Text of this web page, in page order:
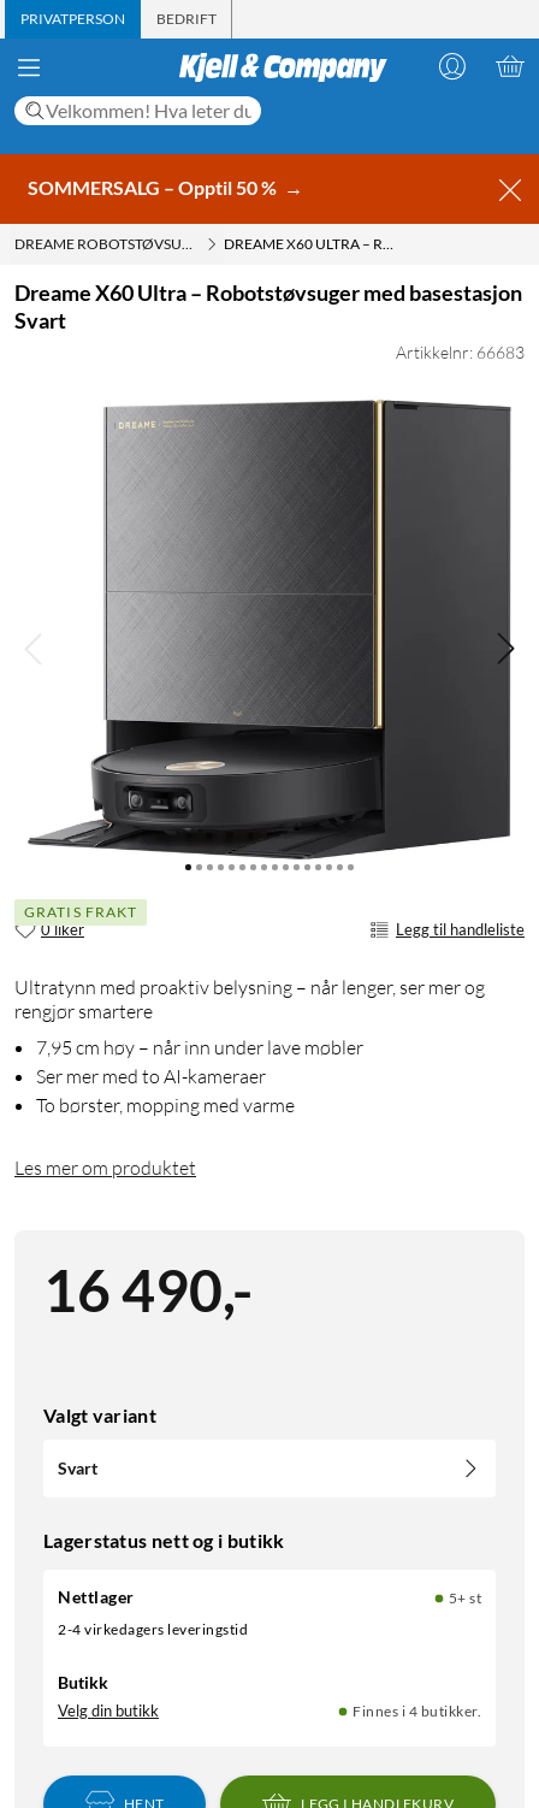
PRIVATPERSON BEDRIFT
SOMMERSALG – Opptil 50 % →
DREAME ROBOTSTØVSUGER DREAME X60 ULTRA – ROBOTSTØVSUGER MED BASESTASJON SVART
Dreame X60 Ultra – Robotstøvsuger med basestasjon
Svart
Artikkelnr: 66683
GRATIS FRAKT
0 liker Legg til handleliste
Ultratynn med proaktiv belysning – når lenger, ser mer og
rengjør smartere
7,95 cm høy – når inn under lave møbler
Ser mer med to AI-kameraer
To børster, mopping med varme
Les mer om produktet
16 490,-
Valgt variant
Svart
Lagerstatus nett og i butikk
Nettlager
5+ st
2-4 virkedagers leveringstid
Butikk
Velg din butikk Finnes i 4 butikker.
HENT LEGG I HANDLEKURV